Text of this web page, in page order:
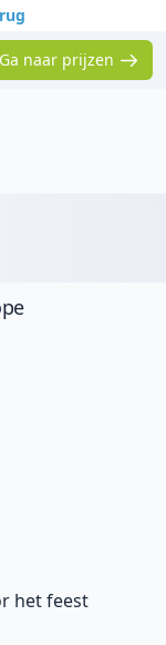
Ga naar prijzen
het feest